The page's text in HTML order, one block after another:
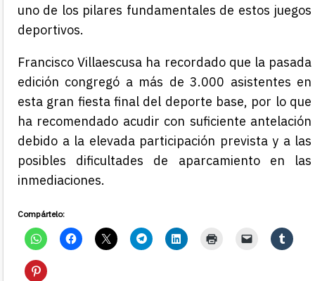
uno de los pilares fundamentales de estos juegos
deportivos.
Francisco Villaescusa ha recordado que la pasada
edición congregó a más de 3.000 asistentes en
esta gran fiesta final del deporte base, por lo que
ha recomendado acudir con suficiente antelación
debido a la elevada participación prevista y a las
posibles dificultades de aparcamiento en las
inmediaciones.
Compártelo: